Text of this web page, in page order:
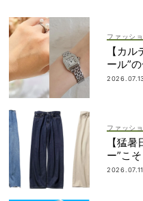
ファッシ
【カ
ール”
美＆節
ファッシ
【猛
ー”こ
イリス
2026.07.11